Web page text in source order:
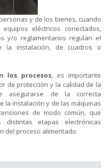
y de los bienes, cuando
eléctricos conectados,
y/o reglamentarios regulan el
la instalación, de cuadros o
los procesos, es importante
de protección y la calidad de la
de la correcta
la instalación y de las máquinas
de modo común, que
etapas electrónicas
del proceso alimentado.